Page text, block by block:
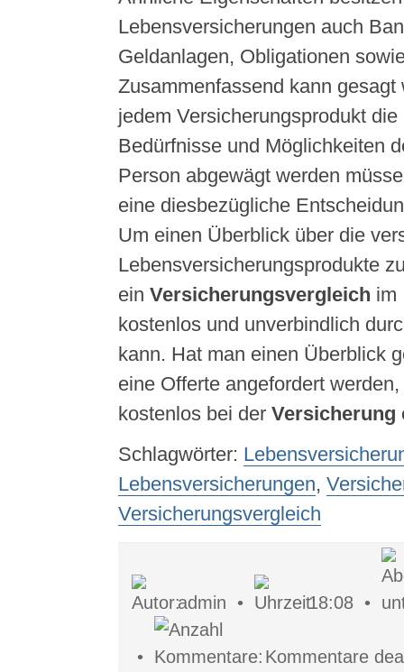
Lebensversicherungen auch
Geldanlagen, Obligationen
Zusammenfassend kann gesagt
jedem Versicherungsprodukt
Bedürfnisse und Möglichkeiten
Person abgewägt werden
eine diesbezügliche
Um einen Überblick über die
Lebensversicherungsprodukte
ein Versicherungsvergleich im
kostenlos und unverbindlich
kann. Hat man einen Überblick
eine Offerte angefordert
kostenlos bei der Versicherung
Schlagwörter:
Lebensversicherungen,
Versicherungsvergleich
admin • 18:08 •
• Kommentare